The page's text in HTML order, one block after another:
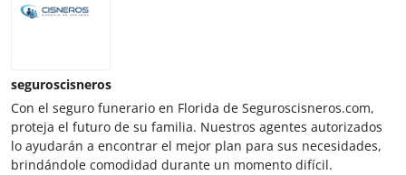
seguroscisneros
Con el seguro funerario en Florida de Seguroscisneros.com,
proteja el futuro de su familia. Nuestros agentes autorizados
lo ayudarán a encontrar el mejor plan para sus necesidades,
brindándole comodidad durante un momento difícil.